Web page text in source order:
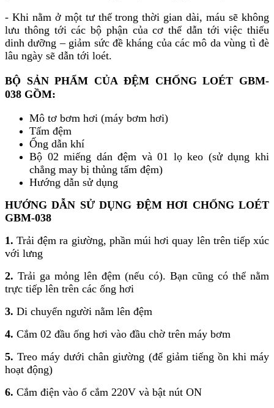
- Khi nằm ở một tư thế trong thời gian dài, máu sẽ không
lưu thông tới các bộ phận của cơ thể dẫn tới việc thiếu
dinh dưỡng – giảm sức đề kháng của các mô da vùng tì đè
lâu ngày sẽ dẫn tới loét.
BỘ SẢN PHẨM CỦA ĐỆM CHỐNG LOÉT GBM-
038 GỒM:
Mô tơ bơm hơi (máy bơm hơi)
Tấm đệm
Ống dẫn khí
Bộ 02 miếng dán đệm và 01 lọ keo (sử dụng khi
chẳng may bị thủng tấm đệm)
Hướng dẫn sử dụng
HƯỚNG DẪN SỬ DỤNG ĐỆM HƠI CHỐNG LOÉT
GBM-038
1. Trải đệm ra giường, phần múi hơi quay lên trên tiếp xúc
với lưng
2. Trải ga mỏng lên đệm (nếu có). Bạn cũng có thể nằm
trực tiếp lên trên các ống hơi
3. Di chuyển người nằm lên đệm
4. Cắm 02 đầu ống hơi vào đầu chờ trên máy bơm
5. Treo máy dưới chân giường (để giảm tiếng ồn khi máy
hoạt động)
6. Cắm điện vào ổ cắm 220V và bật nút ON